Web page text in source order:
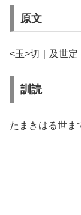
原文
<玉>切｜及世
訓読
たまきはる世ま